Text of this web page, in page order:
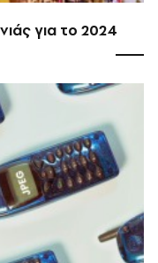
για το 2024